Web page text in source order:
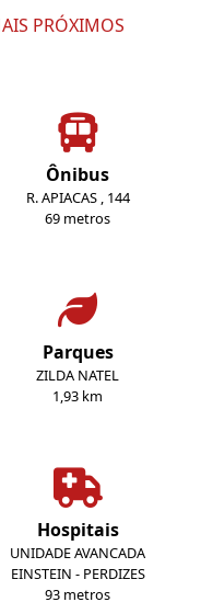
PRÓXIMOS
Ônibus
R. APIACAS , 144
69 metros
Parques
ZILDA NATEL
1,93 km
Hospitais
UNIDADE AVANCADA
EINSTEIN - PERDIZES
93 metros